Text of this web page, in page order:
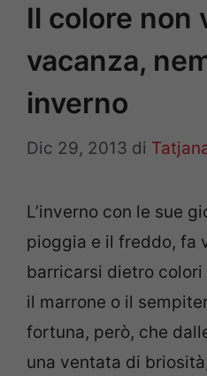
Il colore non
vacanza,
inverno
Dic 29, 2013 di
L’inverno con le sue
pioggia e il freddo, fa
barricarsi dietro
il marrone o il
fortuna, però, che
una ventata di